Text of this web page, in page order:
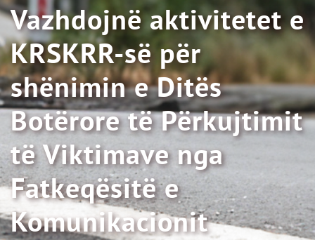
Vazhdojnë aktivitetet e
KRSKRR-së për
shënimin e Ditës
Botërore të Përkujtimit
të Viktimave nga
Fatkeqësitë e
Komunikacionit